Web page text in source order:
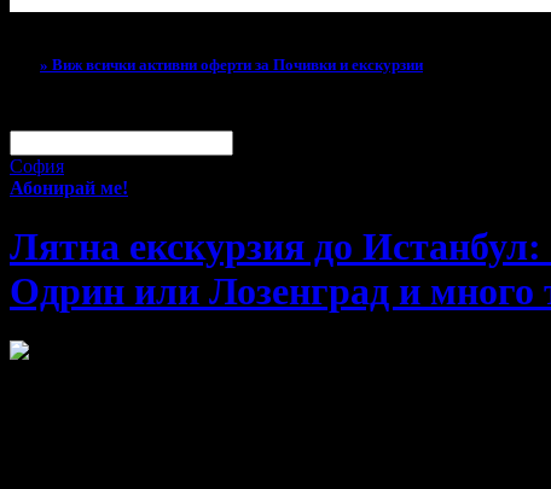
» Виж всички активни оферти за Почивки и екскурзии
София
Абонирай ме!
Лятна екскурзия до
Одрин или Лозенград и много